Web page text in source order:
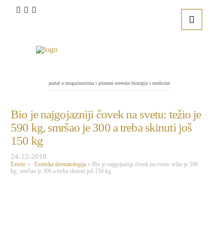
portal o mogućnostima i primeni estetske hirurgije i medicine
Bio je najgojazniji čovek na svetu: težio je
590 kg, smršao je 300 a treba skinuti još
150 kg
24-12-2018
Estetic » Estetska dermatologija » Bio je najgojazniji čovek na svetu: težio je 590
kg, smršao je 300 a treba skinuti još 150 kg